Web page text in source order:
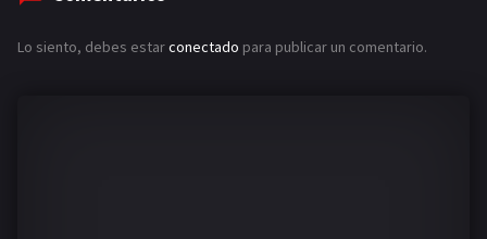
Lo siento, debes estarconectado para publicar un comentario.